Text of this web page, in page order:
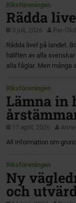
Riksföreningen
Rädda
3 juli, 2026
Per-
Rädda livet på landet.
hälften av alla
alla fåglar. Men många
Riksföreningen
Lämna in
17 april, 2026
All information om
Riksföreningen
Ny
och